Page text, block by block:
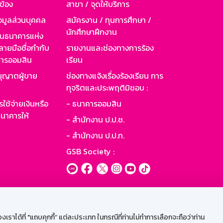
ได้ที่ "แถบคุกกี้” แต่ละประเภท ในกรณีที่ท่านไม่ทำการเลือกจะถือว่าท่าน
อง
มูลส่วนบุคคล
นาคารแห่ง
ายมือชื่อกำกับ
รออมสิน
ญาตผู้ขาย
ช้จ่ายเงินหรือ
คารให้
สาขา / จุดให้บริการ
สมัครงาน / ทุนการศึกษา /
นักศึกษาฝึกงาน
รายงานและช่องทางการร้อง
เรียน
ช่องทางแจ้งเรื่องร้องเรียน การ
ทุจริตและประพฤติมิชอบ :
- ธนาคารออมสิน
- สำนักงาน ป.ป.ช.
- สำนักงาน ป.ป.ท.
GSB Society :